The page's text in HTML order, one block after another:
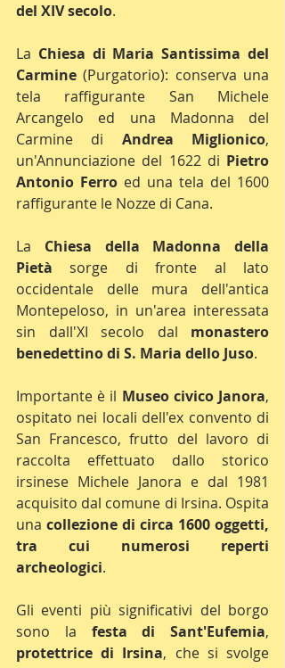
del XIV secolo.
La Chiesa di Maria Santissima del
Carmine (Purgatorio): conserva una
tela raffigurante San Michele
Arcangelo ed una Madonna del
Carmine di Andrea Miglionico,
un'Annunciazione del 1622 di Pietro
Antonio Ferro ed una tela del 1600
raffigurante le Nozze di Cana.
La Chiesa della Madonna della
Pietà sorge di fronte al lato
occidentale delle mura dell'antica
Montepeloso, in un'area interessata
sin dall'XI secolo dal monastero
benedettino di S. Maria dello Juso.
Importante è il Museo civico Janora,
ospitato nei locali dell'ex convento di
San Francesco, frutto del lavoro di
raccolta effettuato dallo storico
irsinese Michele Janora e dal 1981
acquisito dal comune di Irsina. Ospita
una collezione di circa 1600 oggetti,
tra cui numerosi reperti
archeologici.
Gli eventi più significativi del borgo
sono la festa di Sant'Eufemia
protettrice di Irsina, che si svolge